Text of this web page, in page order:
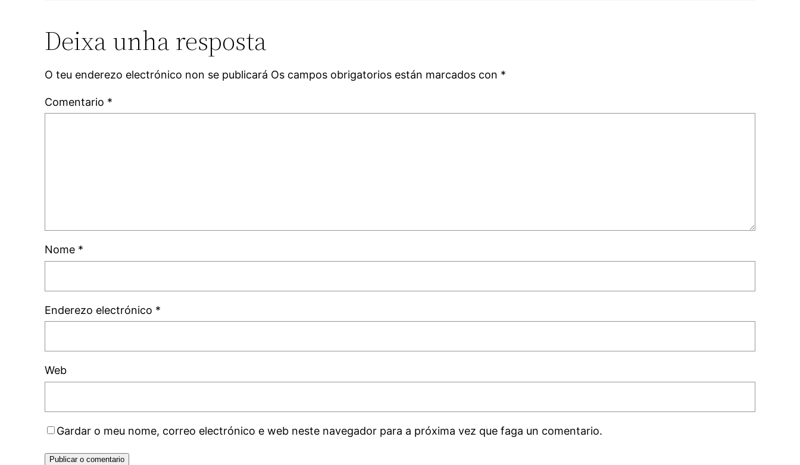
Deixa unha resposta
O teu enderezo electrónico non se publicará Os campos obrigatorios están marcados con *
Comentario *
Nome *
Enderezo electrónico *
Web
Gardar o meu nome, correo electrónico e web neste navegador para a próxima vez que faga un comentario.